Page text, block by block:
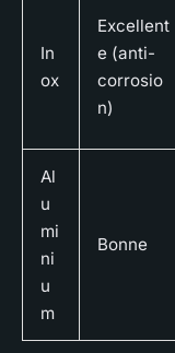
In
ox
Excellent
e (anti-
corrosio
n)
Al
u
mi
ni
u
m
Bonne